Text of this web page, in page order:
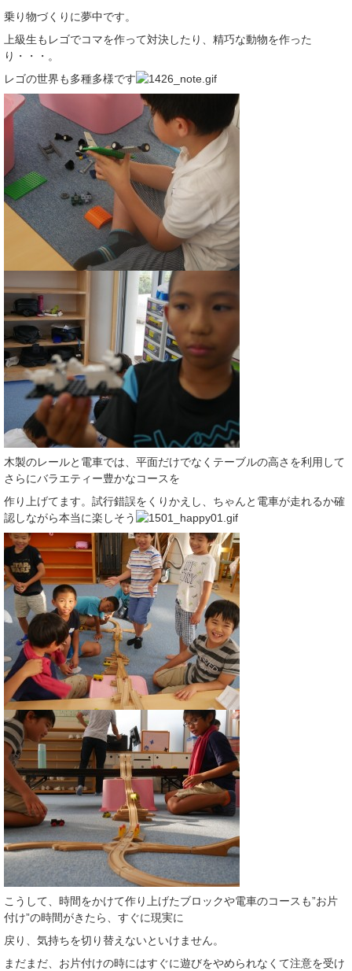
乗り物づくりに夢中です。
上級生もレゴでコマを作って対決したり、精巧な動物を作った
り・・・。
レゴの世界も多種多様です
木製のレールと電車では、平面だけでなくテーブルの高さを利用して
さらにバラエティー豊かなコースを
作り上げてます。試行錯誤をくりかえし、ちゃんと電車が走れるか確
認しながら本当に楽しそう
こうして、時間をかけて作り上げたブロックや電車のコースも”お片
付け”の時間がきたら、すぐに現実に
戻り、気持ちを切り替えないといけません。
まだまだ、お片付けの時にはすぐに遊びをやめられなくて注意を受け